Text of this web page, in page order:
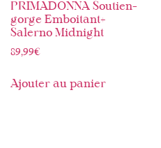
PRIMADONNA Soutien-
gorge Emboitant+
Salerno Midnight
89,99€
Ajouter au panier